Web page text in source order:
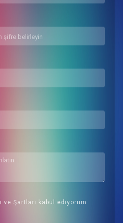
ve Şartları kabul ediyorum